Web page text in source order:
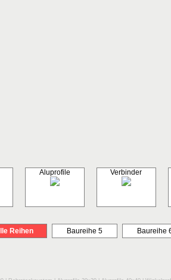
Aluprofile Verbinder
Reihen Baureihe 5 Baureihe